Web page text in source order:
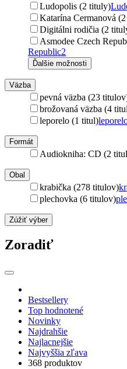
Ludopolis (2 tituly)
Katarína Cermanová
Digitálni rodičia (2
Asmodee Czech
Republic2
Ďalšie možnosti
Väzba
pevná väzba (23
brožovaná väzba (4
leporelo (1 titul)
Formát
Audiokniha: CD (2
Obal
krabička (278 titulov)
plechovka (6 titulov)
Zúžiť výber
Zoradiť
Bestsellery
Top hodnotené
Novinky
Najdrahšie
Najlacnejšie
Najvyššia zľava
368 produktov